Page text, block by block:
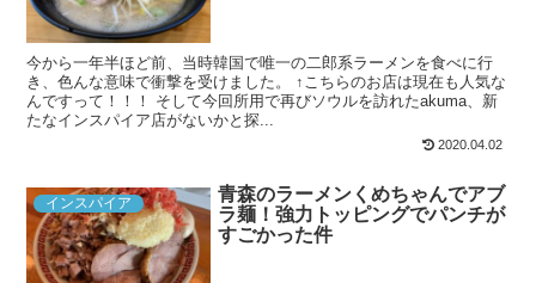
今から一年半ほど前、当時韓国で唯一の二郎系ラーメンを食べに行
き、色んな意味で衝撃を受けました。 ↑こちらのお店は現在も人気な
んですって！！！ そして今回所用で再びソウルを訪れたakuma、新
たなインスパイア店がないかと探...
2020.04.02
インスパイア
青森のラーメンくめちゃんでアブ
ラ麺！強力トッピングでパンチが
すごかった件